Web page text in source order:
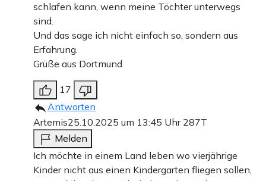
schlafen kann, wenn meine Töchter unterwegs
sind.
Und das sage ich nicht einfach so, sondern aus
Erfahrung.
Grüße aus Dortmund
17
Antworten
Artemis25.10.2025 um 13:45 Uhr 287T
Melden
Ich möchte in einem Land leben wo vierjährige
Kinder nicht aus einen Kindergarten fliegen sollen,